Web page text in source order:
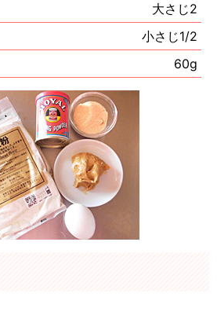
大さじ2
小さじ1/2
60g